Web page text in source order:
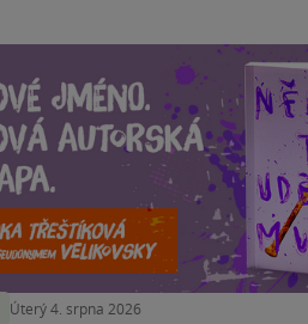
Úterý 4. srpna 2026